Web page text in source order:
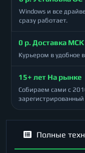
Windows и все
сразу работает.
0 р. Доставка МСК
Курьером в удобное
15+ лет На рынке
Собираем сами с
Полные